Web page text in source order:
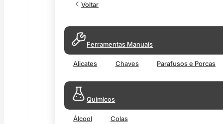
Voltar
Ferramentas Manuais
Alicates Chaves Parafusos e Porcas
Químicos
Álcool Colas